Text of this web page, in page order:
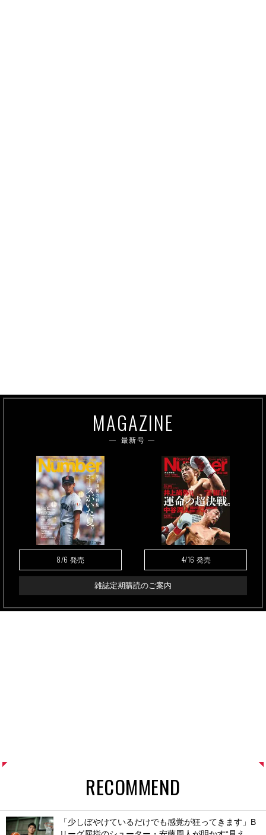
MAGAZINE
最新号
8/6 発売 4/16 発売
雑誌定期購読のご案内
RECOMMEND
「少しぼやけているだけでも感覚が狂ってきます」B